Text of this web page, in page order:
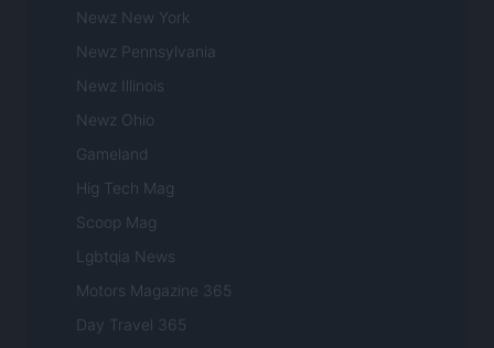
Newz New York
Newz Pennsylvania
Newz Illinois
Newz Ohio
Gameland
Hig Tech Mag
Scoop Mag
Lgbtqia News
Motors Magazine 365
Day Travel 365